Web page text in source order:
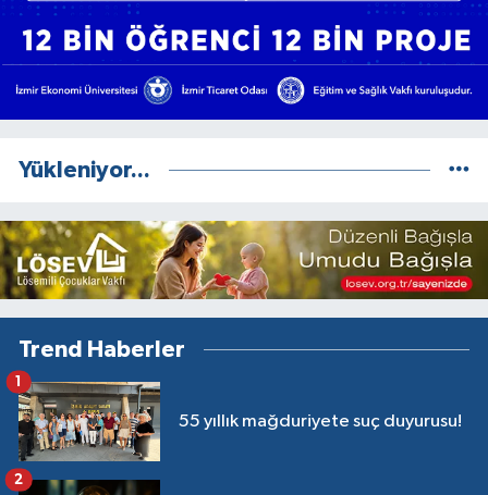
Yükleniyor...
Trend Haberler
55 yıllık mağduriyete suç duyurusu!
1
2